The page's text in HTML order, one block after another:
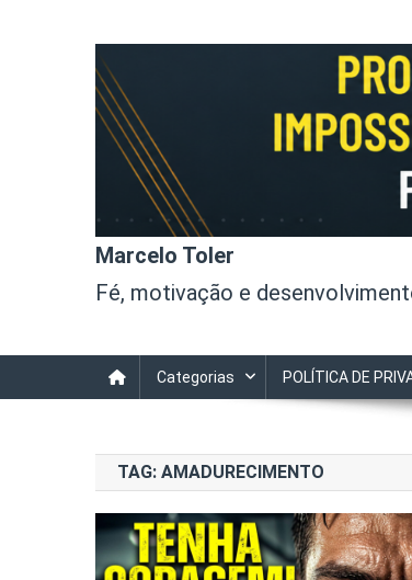
Marcelo Toler
Fé, motivação e
Categorias POLÍTICA DE
TAG: AMADURECIMENTO